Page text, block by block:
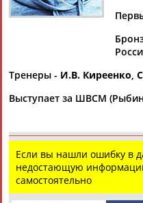
Тамилла
АБАСОВА
АББАТЕ-
БУЛАТОВА
АББЯСОВА
Тренеры - И.В. Киреенко,
Выступает за ШВСМ
Если вы нашли ошибку в
недостающую
самостоятельно